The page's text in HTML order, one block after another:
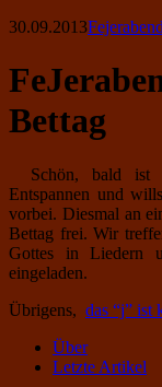
30.09.2013Fejerabend
Bettag
Schön, bald ist
Entspannen und
vorbei. Diesmal an
Bettag frei. Wir
Gottes in Liedern
eingeladen.
Übrigens, das “j” ist
Über
Letzte Artikel